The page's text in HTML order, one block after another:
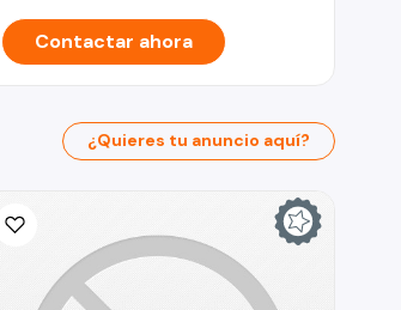
Contactar ahora
¿Quieres tu anuncio aquí?